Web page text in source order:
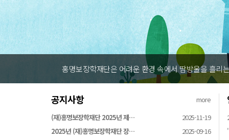
홍명보장학재단은 어려운 환경 속에서 땀방울을 흘리
공지사항
more
(재)홍명보장학재단 2025년 제…
2025-11-19
2025년 (재)홍명보장학재단 장…
2025-09-16